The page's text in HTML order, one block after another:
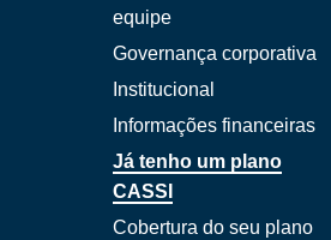
equipe
Governança corporativa
Institucional
Informações financeiras
Já tenho um plano
CASSI
Cobertura do seu plano